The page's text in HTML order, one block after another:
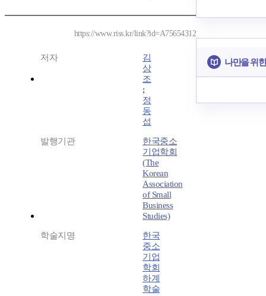
https://www.riss.kr/link?id=A75654312
저자
김
상
조
;
정
동
섭
발행기관
한국중소
기업학회
(The
Korean
Association
of Small
Business
Studies)
학술지명
한국
중소
기업
학회
하계
학술
나만을 위